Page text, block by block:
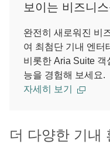
보이는 비즈니스
완전히 새로워진 비
여 최첨단 기내 엔터
비롯한 Aria Suite 객
능을 경험해 보세요.
자세히 보기
더 다양한 기내